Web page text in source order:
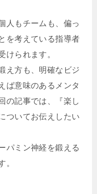
人もチームも、偏っ
を考えている指導者
けられます。
え方も、明確なビジ
ば意味のあるメンタ
の記事では、『楽し
ついてお伝えしたい
パミン神経を鍛える
。